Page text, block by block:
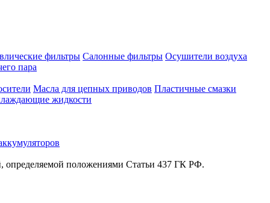
фильтры Салонные фильтры Осушители воздуха
пара
Масла для цепных приводов Пластичные смазки
жидкости
определяемой положениями Статьи 437 ГК РФ.